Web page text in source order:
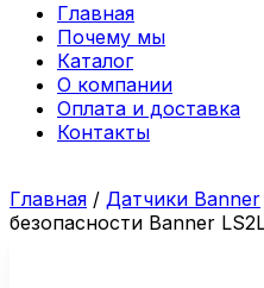
Главная
Почему мы
Каталог
О компании
Оплата и доставка
Контакты
Главная / Датчики Banner
безопасности Banner